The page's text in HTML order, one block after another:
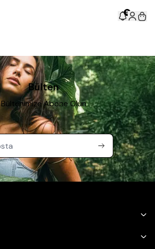
5
Bülten
Bültenimize Abone Olun